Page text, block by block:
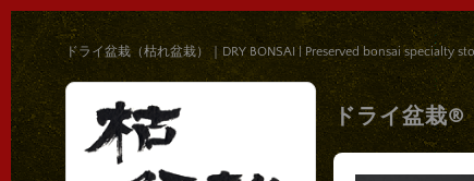
ドライ盆栽（枯れ盆栽）｜DRY BONSAI | Preserved bonsai specialty
ドライ盆栽®